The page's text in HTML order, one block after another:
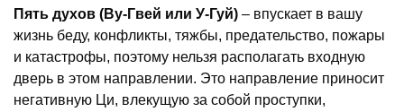
Пять духов (Ву-Гвей или У-Гуй) – впускает в вашу
жизнь беду, конфликты, тяжбы, предательство, пожары
и катастрофы, поэтому нельзя располагать входную
дверь в этом направлении. Это направление приносит
негативную Ци, влекущую за собой проступки,